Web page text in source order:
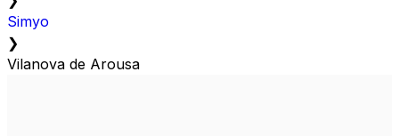
Simyo
❯
Vilanova de Arousa